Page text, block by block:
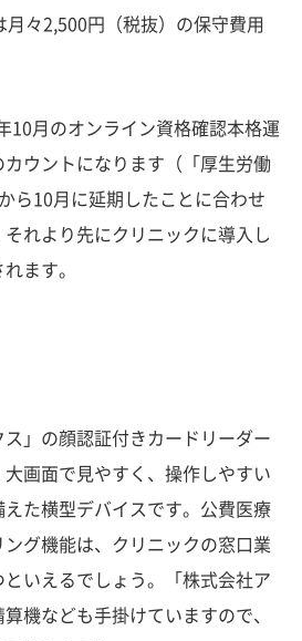
月々2,500円（税抜）の保守費用
10月のオンライン資格確認本格運
ウントになります（「厚生労働
ら10月に延期したことに合わせ
れより先にクリニックに導入し
ます。
ス」の顔認証付きカードリーダー
大画面で見やすく、操作しやすい
た横型デバイスです。公費医療
グ機能は、クリニックの窓口業
いえるでしょう。「株式会社ア
機なども手掛けていますので、